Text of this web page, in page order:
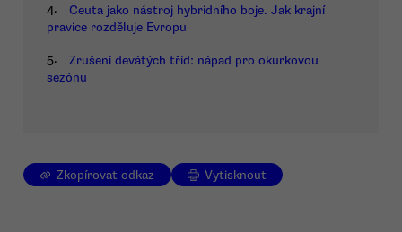
4.
Ceuta jako nástroj hybridního boje. Jak krajní
pravice rozděluje Evropu
5.
Zrušení devátých tříd: nápad pro okurkovou
sezónu
Zkopírovat odkaz Vytisknout